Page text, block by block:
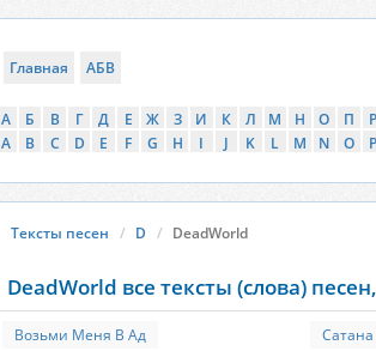
Главная АБВ
А Б В Г Д Е Ж З И К Л М Н О П Р
A
B C D E F G H I J K L M N O P
Тексты песен D DeadWorld
DeadWorld все тексты (слова)
Возьми Меня В Aд